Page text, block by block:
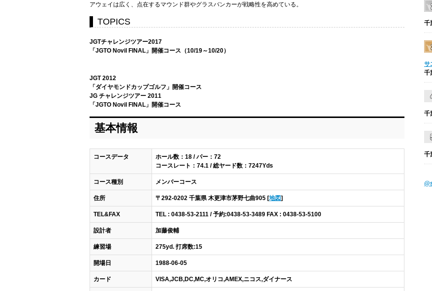
アウェイは広く、点在するマウンド群やグラスバンカーが戦略性を高めている。
TOPICS
JGTチャレンジツアー2017
「JGTO Novil FINAL」開催コース（10/19～10/20）
JGT 2012
「ダイヤモンドカップゴルフ」開催コース
JG チャレンジツアー 2011
「JGTO Novil FINAL」開催コース
基本情報
コースデータ
ホール数：18 / パー：72
コースレート：74.1 / 総ヤード数：7247Yds
コース種別 メンバーコース
住所 〒292-0202 千葉県 木更津市茅野七曲905 [地図]
TEL&FAX TEL : 0438-53-2111 / 予約:0438-53-3489 FAX : 0438-53-5100
設計者 加藤俊輔
練習場 275yd. 打席数:15
開場日 1988-06-05
カード VISA,JCB,DC,MC,オリコ,AMEX,ニコス,ダイナース
千
サ
千
千
千